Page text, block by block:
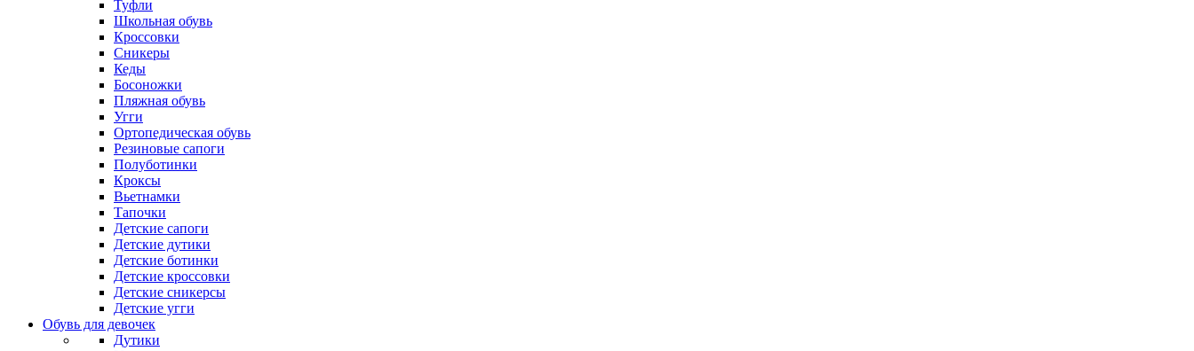
Туфли
Школьная обувь
Кроссовки
Сникеры
Кеды
Босоножки
Пляжная обувь
Угги
Ортопедическая обувь
Резиновые сапоги
Полуботинки
Кроксы
Вьетнамки
Тапочки
Детские сапоги
Детские дутики
Детские ботинки
Детские кроссовки
Детские сникерсы
Детские угги
Обувь для девочек
Дутики